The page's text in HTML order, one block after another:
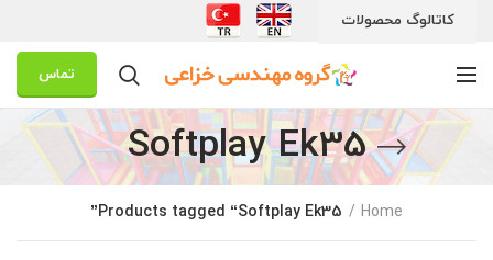
کاتالوگ محصولات
تماس
Softplay Ek35
Home
Products tagged “Softplay Ek35”